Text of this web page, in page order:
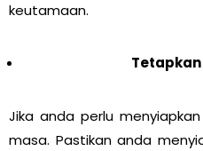
keutamaan.
Jika anda perlu
masa. Pastikan anda